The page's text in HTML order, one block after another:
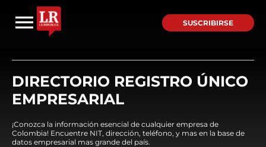
SUSCRIBIRSE
DIRECTORIO REGISTRO ÚNICO
EMPRESARIAL
¡Conozca la información esencial de cualquier empresa de
Colombia! Encuentre NIT, dirección, teléfono, y mas en la base de
datos empresarial mas grande del país.